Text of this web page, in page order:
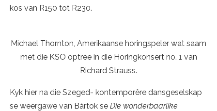
kos van R150 tot R230.
Michael Thornton, Amerikaanse horingspeler wat saam
met die KSO optree in die Horingkonsert no. 1 van
Richard Strauss.
Kyk hier na die Szeged- kontemporêre dansgeselskap
se weergawe van Bártok se Die wonderbaarlike